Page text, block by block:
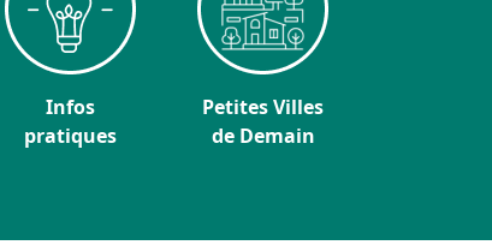
Infos
pratiques
Petites Villes
de Demain